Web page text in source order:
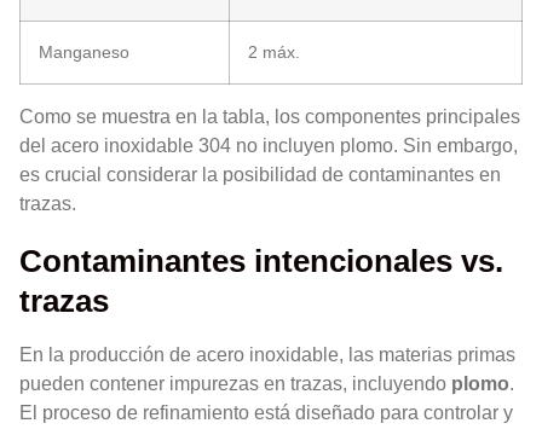
Manganeso 2 máx.
Como se muestra en la tabla, los componentes principales
del acero inoxidable 304 no incluyen plomo. Sin embargo,
es crucial considerar la posibilidad de contaminantes en
trazas.
Contaminantes intencionales vs.
trazas
En la producción de acero inoxidable, las materias primas
pueden contener impurezas en trazas, incluyendo plomo.
El proceso de refinamiento está diseñado para controlar y